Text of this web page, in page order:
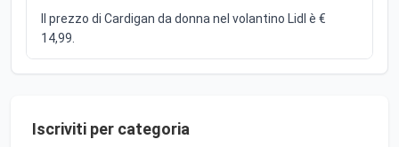
Il prezzo di Cardigan da donna nel volantino Lidl è €
14,99.
Iscriviti per categoria